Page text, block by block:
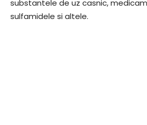
substantele de uz casnic,
sulfamidele si altele.